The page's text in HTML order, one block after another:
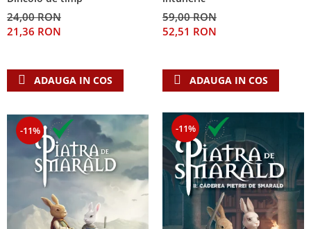
24,00 RON
21,36 RON
ADAUGA IN COS
59,00 RON
52,51 RON
ADAUGA IN COS
-11% -11%